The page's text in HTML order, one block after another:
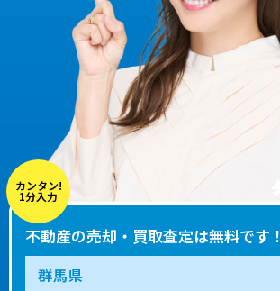
カンタン!
1分入力
不動産の売却・買取査定は無料です！